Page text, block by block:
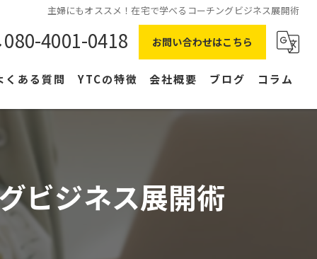
主婦にもオススメ！在宅で学べるコーチングビジネス展開術
080-4001-0418 お問い合わせはこちら
くある質問 YTCの特徴
副業
会社概要 ブログ コラム
ビジネス展開術